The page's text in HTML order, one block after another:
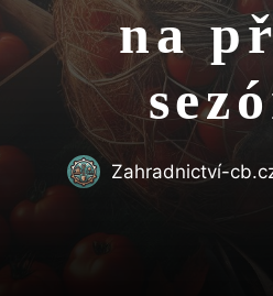
na
Zahradnictví-